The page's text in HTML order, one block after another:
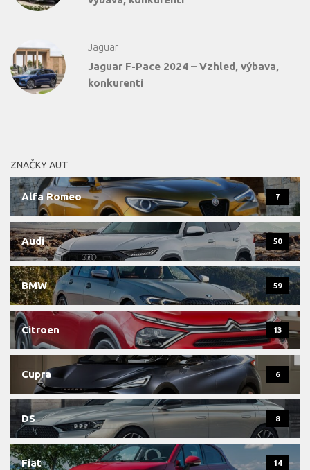
Jaguar
Jaguar F-Pace 2024 – Vzhled, výbava,
konkurenti
ZNAČKY AUT
Alfa Romeo 7
Audi 50
BMW 59
Citroen 13
Cupra 6
DS 8
Fiat 14